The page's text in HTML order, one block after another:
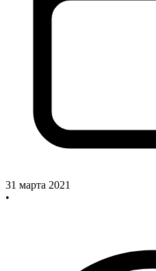
31 марта 2021
•